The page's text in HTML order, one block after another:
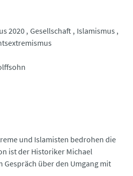
2020 Gesellschaft Islamismus
und Islamisten bedrohen die
ist der Historiker Michael
Gespräch über den Umgang mit